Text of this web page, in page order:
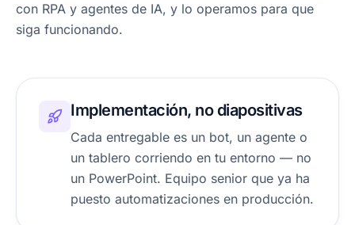
con RPA y agentes de IA, y lo operamos para que
siga funcionando.
Implementación, no diapositivas
Cada entregable es un bot, un agente o
un tablero corriendo en tu entorno — no
un PowerPoint. Equipo senior que ya ha
puesto automatizaciones en producción.